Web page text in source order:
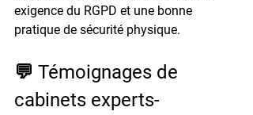
exigence du RGPD et une bonne
pratique de sécurité physique.
💬 Témoignages de
cabinets experts-